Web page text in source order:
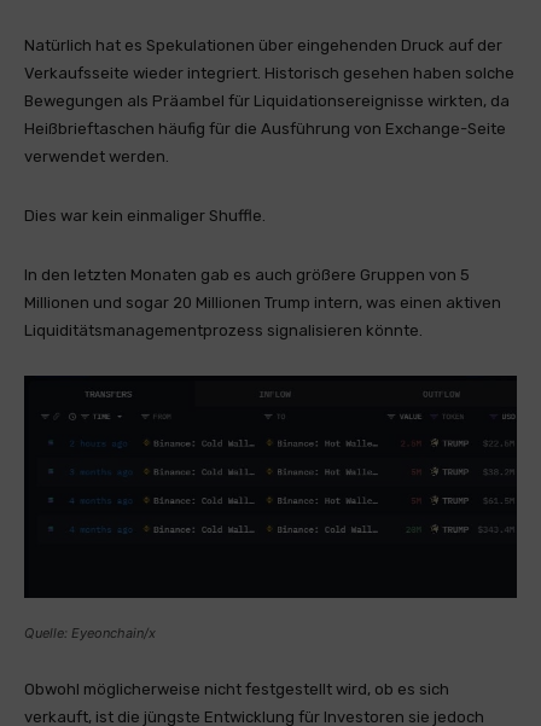
Natürlich hat es Spekulationen über eingehenden Druck auf der
Verkaufsseite wieder integriert. Historisch gesehen haben solche
Bewegungen als Präambel für Liquidationsereignisse wirkten, da
Heißbrieftaschen häufig für die Ausführung von Exchange-Seite
verwendet werden.
Dies war kein einmaliger Shuffle.
In den letzten Monaten gab es auch größere Gruppen von 5
Millionen und sogar 20 Millionen Trump intern, was einen aktiven
Liquiditätsmanagementprozess signalisieren könnte.
Quelle: Eyeonchain/x
Obwohl möglicherweise nicht festgestellt wird, ob es sich
verkauft, ist die jüngste Entwicklung für Investoren sie jedoch